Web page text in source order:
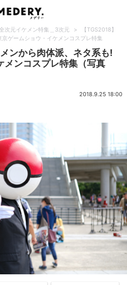
次元イケメン特集＿3次元 >
【TGS2018】
ゲームショウ・イケメンコスプレ特集
ンから肉体派、ネタ系も!
メンコスプレ特集（写真
2018.9.25 18:00